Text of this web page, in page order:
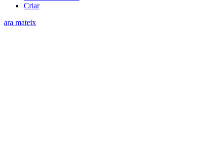
Criar
ara mateix